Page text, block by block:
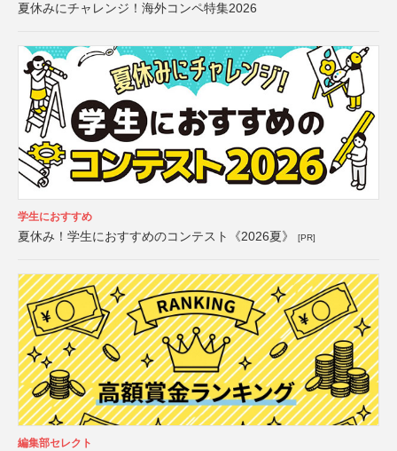
夏休みにチャレンジ！海外コンペ特集2026
学生におすすめ
夏休み！学生におすすめのコンテスト《2026夏》 [PR]
編集部セレクト